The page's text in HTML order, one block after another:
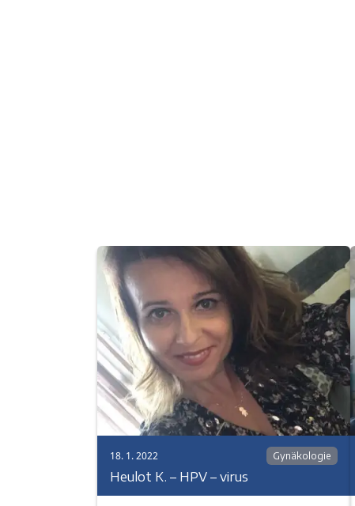
18. 1. 2022 Gynäkologie
Heulot K. – HPV – virus